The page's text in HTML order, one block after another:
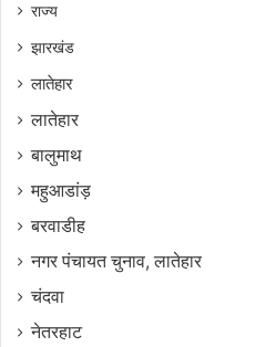
राज्‍य
झारखंड
लातेहार
लातेहार
बालुमाथ
महुआडांड़
बरवाडीह
नगर पंचायत चुनाव, लातेहार
चंदवा
नेतरहाट